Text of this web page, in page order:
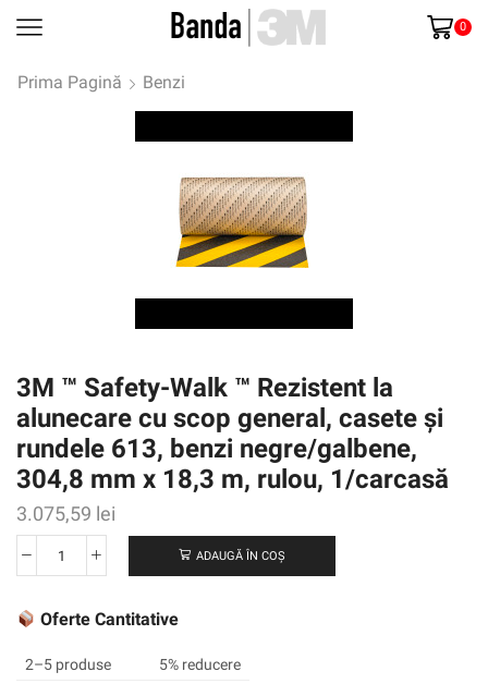
0
Prima Pagină Benzi
3M ™ Safety-Walk ™ Rezistent la
alunecare cu scop general, casete și
rundele 613, benzi negre/galbene,
304,8 mm x 18,3 m, rulou, 1/carcasă
3.075,59 lei
Cantitate
™
Walk
ADAUGĂ ÎN COȘ
Oferte Cantitative
2–5 produse
5% reducere